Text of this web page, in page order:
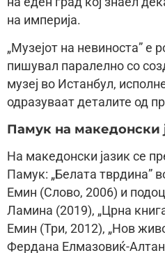
на империја.
„Музејот на невиноста” е
пишувал паралелно со
музеј во Истанбул,
одразуваат деталите од
Памук на македонски
На македонски јазик се
Памук: „Белата тврдина”
Емин (Слово, 2006) и
Ламина (2019), „Црна
Емин (Три, 2012), „Нов
Фердана Елмазовиќ-